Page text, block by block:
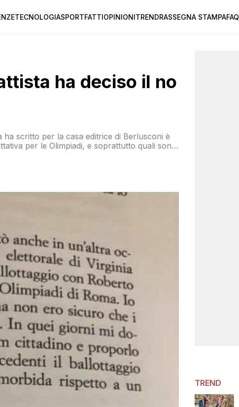
TECNOLOGIASPORTFATTIOPINIONITRENDRASSEGNA STAMPAFAQ
ha deciso il no
scritto per la casa editrice di Berlusconi è
per le Olimpiadi, e soprattutto quali sono
TREND